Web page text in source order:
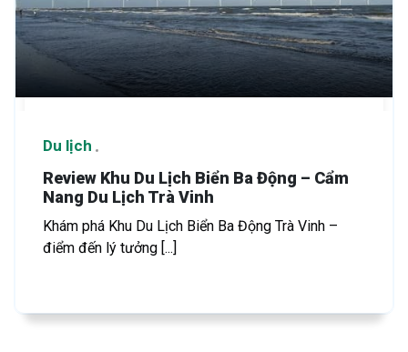
Du lịch
Review Khu Du Lịch Biển Ba Động – Cẩm
Nang Du Lịch Trà Vinh
Khám phá Khu Du Lịch Biển Ba Động Trà Vinh –
điểm đến lý tưởng [...]